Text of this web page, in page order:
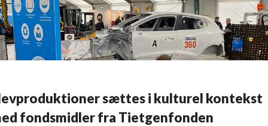
sættes i kulturel kontekst
fondsmidler fra Tietgenfonden